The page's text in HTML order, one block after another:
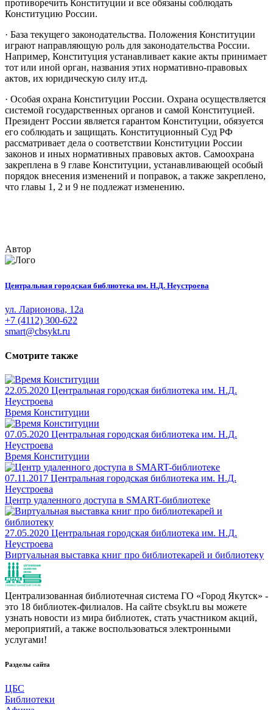
противоречить Конституции и все обязаны соблюдать
Конституцию России.
· База текущего законодательства. Положения Конституции
играют направляющую роль для законодательства России.
Например, Конституция устанавливает какие акты принимает
тот или иной орган, названия этих нормативно-правовых
актов, их юридическую силу ит.д.
· Особая охрана Конституции России. Охрана осуществляется
системой государственных органов и самой Конституцией.
Президент России является гарантом Конституции, обязуется
его соблюдать и защищать. Конституционный Суд РФ
рассматривает дела о соответствии Конституции России
законов и иных нормативных правовых актов. Самоохрана
закреплена в 9 главе Конституции, устанавливающей особый
порядок внесения изменений и поправок, а также закреплено,
что главы 1, 2 и 9 не подлежат изменению.
Автор
Центральная городская библиотека им. Н.Д. Неустроева
ул. Ларионова, 12а
+7 (4112) 300-622
smart@cbsykt.ru
Смотрите также
22.05.2020 Центральная городская библиотека им. Н.Д.
Неустроева
Время Конституции
07.05.2020 Центральная городская библиотека им. Н.Д.
Неустроева
Время Конституции
07.11.2017 Центральная городская библиотека им. Н.Д.
Неустроева
Центр удаленного доступа в SMART-библиотеке
27.05.2020 Центральная городская библиотека им. Н.Д.
Неустроева
Виртуальная выставка книг про библиотекарей и библиотеку
Централизованная библиотечная система ГО «Город Якутск» -
это 18 библиотек-филиалов. На сайте cbsykt.ru вы можете
узнать новости из мира библиотек, стать участником акций,
мероприятий, а также воспользоваться электронными
услугами!
Разделы сайта
ЦБС
Библиотеки